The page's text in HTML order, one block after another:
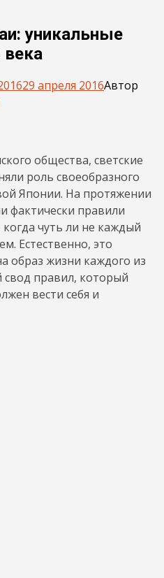
уникальные
века
29 апреля 2016Автор
общества, светские
роль своеобразного
Японии. На протяжении
фактически правили
чуть ли не каждый
Естественно, это
образ жизни каждого из
свод правил, который
вести себя и